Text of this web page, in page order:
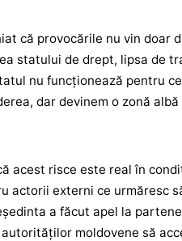
că provocările nu vin doar
statului de drept, lipsa de
nu funcționează pentru
dar devinem o zonă
acest ris­c­e este real în
actorii externi ce urmăresc
a făcut apel la
moldovene să